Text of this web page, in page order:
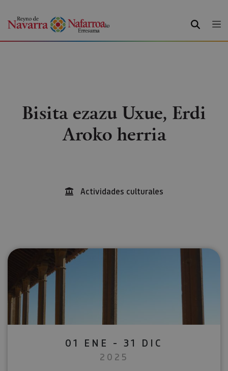
BILATU
Bisita ezazu Uxue, Erdi
Aroko herria
Actividades culturales
01 ENE - 31 DIC
2025